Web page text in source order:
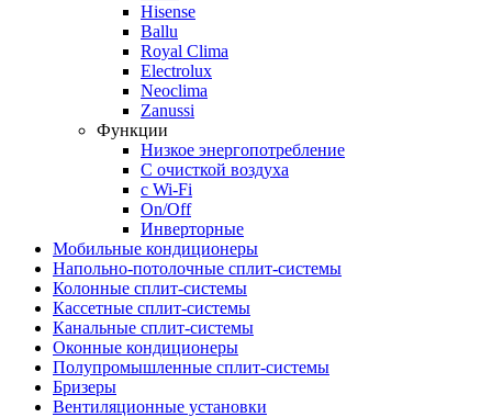
Hisense
Ballu
Royal Clima
Electrolux
Neoclima
Zanussi
Функции
Низкое энергопотребление
С очисткой воздуха
с Wi-Fi
On/Off
Инверторные
Мобильные кондиционеры
Напольно-потолоч​ные ​сплит-системы
Колонные ​​сплит-системы
Кассетные сплит-системы
Канальные сплит-системы
Оконные кондиционеры
Полупромышленные сплит-системы
Бризеры
Вентиляционные установки